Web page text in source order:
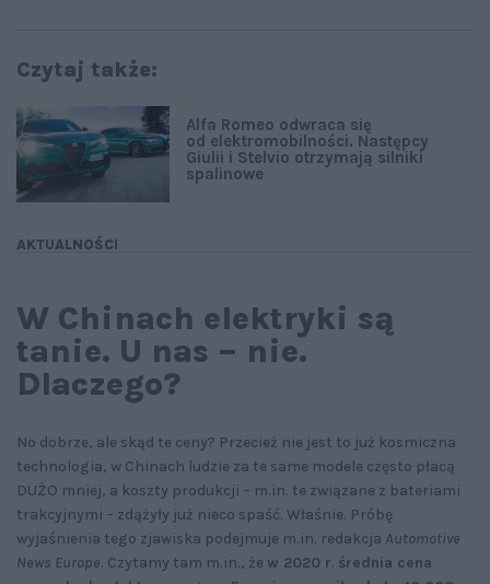
Czytaj także:
AKTUALNOŚCI
Alfa Romeo odwraca się
od elektromobilności. Następcy
Giulii i Stelvio otrzymają silniki
spalinowe
W Chinach elektryki są
tanie. U nas – nie.
Dlaczego?
No dobrze, ale skąd te ceny? Przecież nie jest to już kosmiczna
technologia, w Chinach ludzie za te same modele często płacą
DUŻO mniej, a koszty produkcji – m.in. te związane z bateriami
trakcyjnymi – zdążyły już nieco spaść. Właśnie. Próbę
wyjaśnienia tego zjawiska podejmuje m.in. redakcja Automotive
News Europe. Czytamy tam m.in., że w 2020 r. średnia cena